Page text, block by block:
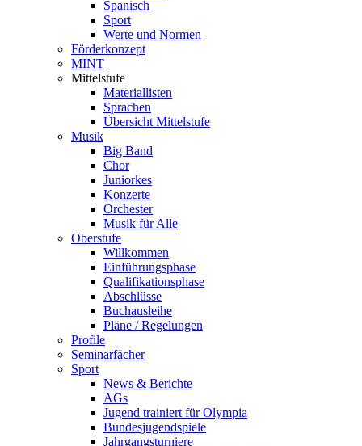
Spanisch
Sport
Werte und Normen
Förderkonzept
MINT
Mittelstufe
Materiallisten
Sprachen
Übersicht Mittelstufe
Musik
Big Band
Chor
Juniorkes
Konzerte
Orchester
Musik für Alle
Oberstufe
Willkommen
Einführungsphase
Qualifikationsphase
Abschlüsse
Buchausleihe
Pläne / Regelungen
Profile
Seminarfächer
Sport
News & Berichte
AGs
Jugend trainiert für Olympia
Bundesjugendspiele
Jahrgangsturniere